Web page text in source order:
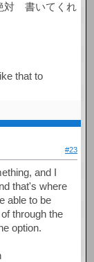
対 書いてくれ
that to
#23
and I
that's where
able to be
through the
option.